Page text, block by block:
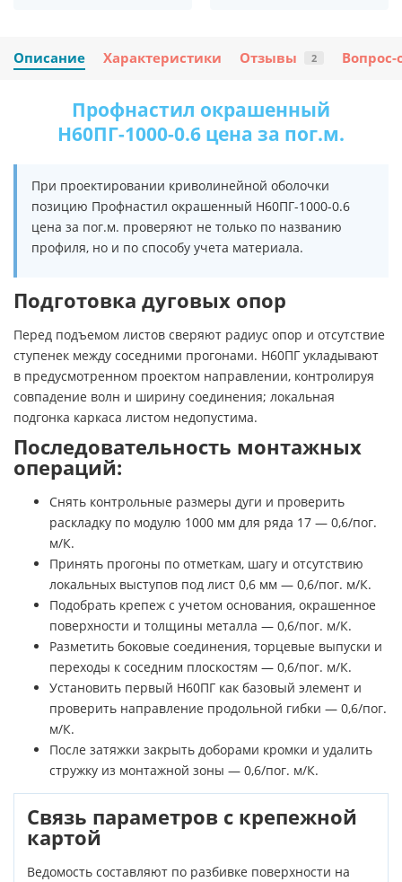
Описание Характеристики Отзывы 2 Вопрос-
Профнастил окрашенный
Н60ПГ-1000-0.6 цена за пог.м.
При проектировании криволинейной оболочки
позицию Профнастил окрашенный Н60ПГ-1000-0.6
цена за пог.м. проверяют не только по названию
профиля, но и по способу учета материала.
Подготовка дуговых опор
Перед подъемом листов сверяют радиус опор и отсутствие
ступенек между соседними прогонами. Н60ПГ укладывают
в предусмотренном проектом направлении, контролируя
совпадение волн и ширину соединения; локальная
подгонка каркаса листом недопустима.
Последовательность монтажных
операций:
Снять контрольные размеры дуги и проверить
раскладку по модулю 1000 мм для ряда 17 — 0,6/пог.
м/К.
Принять прогоны по отметкам, шагу и отсутствию
локальных выступов под лист 0,6 мм — 0,6/пог. м/К.
Подобрать крепеж с учетом основания, окрашенное
поверхности и толщины металла — 0,6/пог. м/К.
Разметить боковые соединения, торцевые выпуски и
переходы к соседним плоскостям — 0,6/пог. м/К.
Установить первый Н60ПГ как базовый элемент и
проверить направление продольной гибки — 0,6/пог.
м/К.
После затяжки закрыть доборами кромки и удалить
стружку из монтажной зоны — 0,6/пог. м/К.
Связь параметров с крепежной
картой
Ведомость составляют по разбивке поверхности на